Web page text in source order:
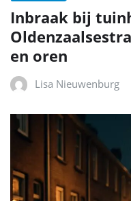
Inbraak bij
en oren
Lisa Nieuwenburg